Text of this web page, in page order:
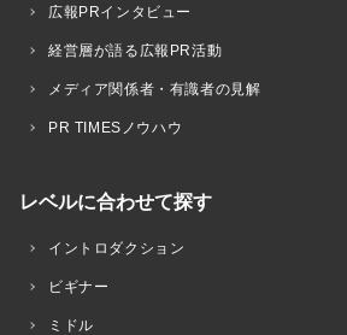
広報PRインタビュー
経営層が語る広報PR活動
メディア関係者・有識者の見解
PR TIMESノウハウ
レベルに合わせて探す
イントロダクション
ビギナー
ミドル